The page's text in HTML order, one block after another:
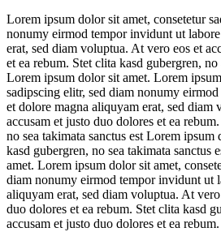
Lorem ipsum dolor sit amet, consetetur
nonumy eirmod tempor invidunt ut
erat, sed diam voluptua. At vero eos et
et ea rebum. Stet clita kasd gubergren, no
Lorem ipsum dolor sit amet. Lorem
sadipscing elitr, sed diam nonumy
et dolore magna aliquyam erat, sed diam
accusam et justo duo dolores et ea
no sea takimata sanctus est Lorem ipsum
kasd gubergren, no sea takimata sanctus
amet. Lorem ipsum dolor sit amet,
diam nonumy eirmod tempor invidunt ut
aliquyam erat, sed diam voluptua. At
duo dolores et ea rebum. Stet clita kasd
accusam et justo duo dolores et ea